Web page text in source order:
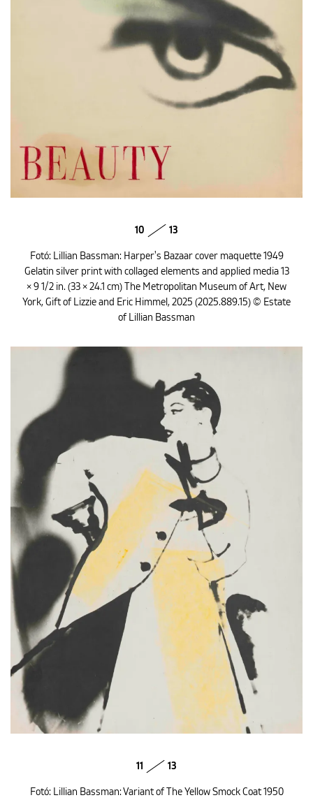
10 13
Fotó: Lillian Bassman: Harper's Bazaar cover maquette 1949
Gelatin silver print with collaged elements and applied media 13
× 9 1/2 in. (33 × 24.1 cm) The Metropolitan Museum of Art, New
York, Gift of Lizzie and Eric Himmel, 2025 (2025.889.15) © Estate
of Lillian Bassman
11 13
Fotó: Lillian Bassman: Variant of The Yellow Smock Coat 1950